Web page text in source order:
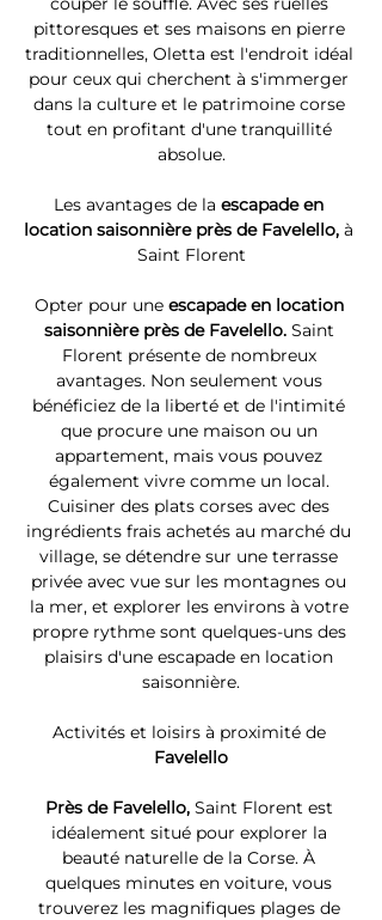
pittoresques et ses maisons en pierre
traditionnelles, Oletta est l'endroit idéal
pour ceux qui cherchent à s'immerger
dans la culture et le patrimoine corse
tout en profitant d'une tranquillité
absolue.
Les avantages de la escapade en
location saisonnière près de Favelello, à
Saint Florent
Opter pour une escapade en location
saisonnière près de Favelello. Saint
Florent présente de nombreux
avantages. Non seulement vous
bénéficiez de la liberté et de l'intimité
que procure une maison ou un
appartement, mais vous pouvez
également vivre comme un local.
Cuisiner des plats corses avec des
ingrédients frais achetés au marché du
village, se détendre sur une terrasse
privée avec vue sur les montagnes ou
la mer, et explorer les environs à votre
propre rythme sont quelques-uns des
plaisirs d'une escapade en location
saisonnière.
Activités et loisirs à proximité de
Favelello
Près de Favelello, Saint Florent est
idéalement situé pour explorer la
beauté naturelle de la Corse. À
quelques minutes en voiture, vous
trouverez les magnifiques plages de